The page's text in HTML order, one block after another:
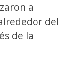
a
del
de la